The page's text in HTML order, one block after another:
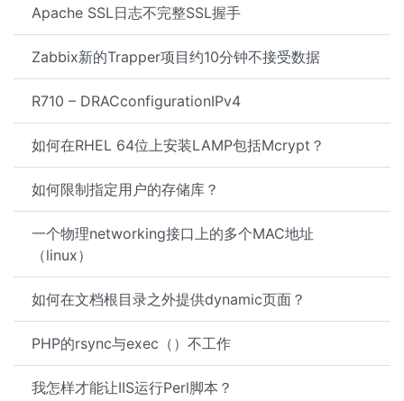
Apache SSL日志不完整SSL握手
Zabbix新的Trapper项目约10分钟不接受数据
R710 – DRACconfigurationIPv4
如何在RHEL 64位上安装LAMP包括Mcrypt？
如何限制指定用户的存储库？
一个物理networking接口上的多个MAC地址
（linux）
如何在文档根目录之外提供dynamic页面？
PHP的rsync与exec（）不工作
我怎样才能让IIS运行Perl脚本？